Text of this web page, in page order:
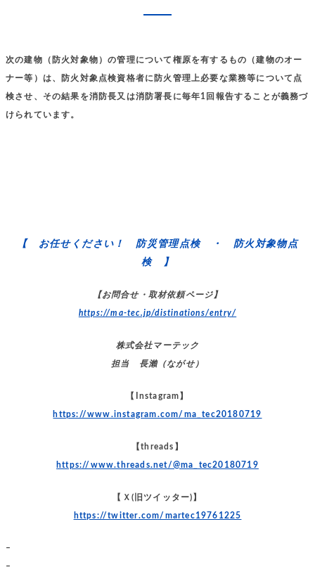
次の建物（防火対象物）の管理について権原を有するもの（建物のオー
ナー等）は、防火対象点検資格者に防火管理上必要な業務等について点
検させ、その結果を消防長又は消防署長に毎年1回報告することが義務づ
けられています。
【 お任せください！ 防災管理点検 ・ 防火対象物点
検 】
【お問合せ・取材依頼ページ】
https://ma-tec.jp/distinations/entry/
株式会社マーテック
担当 長瀨（ながせ）
【Instagram】
https://www.instagram.com/ma_tec20180719
【threads】
https://www.threads.net/@ma_tec20180719
【Ｘ(旧ツイッター)】
https://twitter.com/martec19761225
–
–